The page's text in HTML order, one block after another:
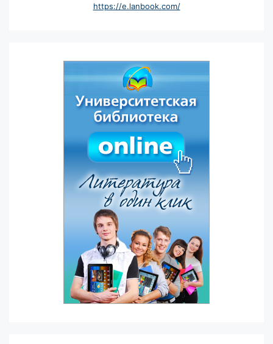
https://e.lanbook.com/